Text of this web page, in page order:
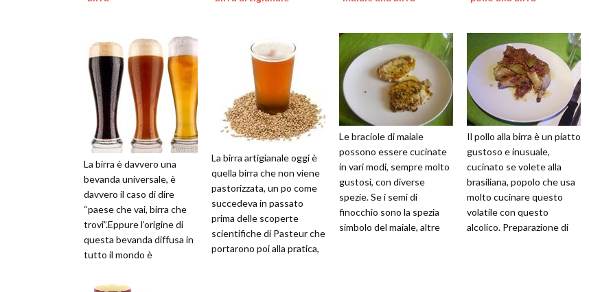
La birra è davvero una
bevanda universale, è
davvero il caso di dire
“paese che vai, birra che
trovi”.Eppure l’origine di
questa bevanda diffusa in
tutto il mondo è
è antich...
La birra artigianale oggi è
quella birra che non viene
pastorizzata, un po come
succedeva in passato
prima delle scoperte
scientifiche di Pasteur che
portarono poi alla pratica,
Le braciole di maiale
possono essere cucinate
in vari modi, sempre molto
gustosi, con diverse
spezie. Se i semi di
finocchio sono la spezia
simbolo del maiale, altre
Il pollo alla birra è un piatto
gustoso e inusuale,
cucinato se volete alla
brasiliana, popolo che usa
molto cucinare questo
volatile con questo
alcolico. Preparazione di